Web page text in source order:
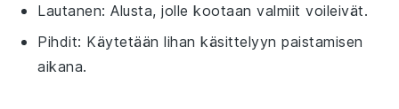
Lautanen: Alusta, jolle kootaan valmiit voileivät.
Pihdit: Käytetään lihan käsittelyyn paistamisen
aikana.